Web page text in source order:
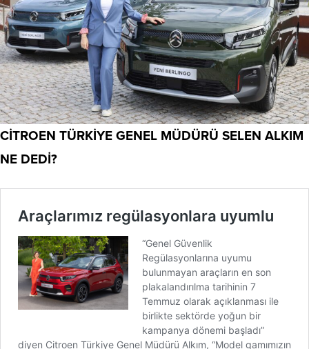
CİTROEN TÜRKİYE GENEL MÜDÜRÜ SELEN ALKIM
NE DEDİ?